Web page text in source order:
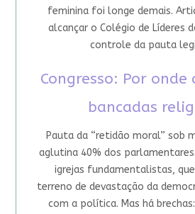
feminina foi longe demais.
alcançar o Colégio de Líderes
controle da pauta
Congresso: Por onde
bancadas
Pauta da “retidão moral” sob
aglutina 40% dos
igrejas fundamentalistas,
terreno de devastação da
com a política. Mas há